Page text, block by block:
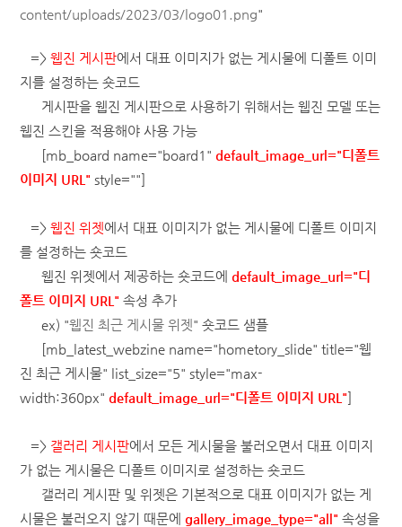
content/uploads/2023/03/logo01.png"
=> 웹진 게시판에서 대표 이미지가 없는 게시물에 디폴트 이미
지를 설정하는 숏코드
게시판을 웹진 게시판으로 사용하기 위해서는 웹진 모델 또는
웹진 스킨을 적용해야 사용 가능
[mb_board name="board1" default_image_url="디폴트
이미지 URL" style=""]
=> 웹진 위젯에서 대표 이미지가 없는 게시물에 디폴트 이미지
를 설정하는 숏코드
웹진 위젯에서 제공하는 숏코드에 default_image_url="디
폴트 이미지 URL" 속성 추가
ex) "웹진 최근 게시물 위젯" 숏코드 샘플
[mb_latest_webzine name="hometory_slide" title="웹
진 최근 게시물" list_size="5" style="max-
width:360px" default_image_url="디폴트 이미지 URL"]
=> 갤러리 게시판에서 모든 게시물을 불러오면서 대표 이미지
가 없는 게시물은 디폴트 이미지로 설정하는 숏코드
갤러리 게시판 및 위젯은 기본적으로 대표 이미지가 없는 게
시물은 불러오지 않기 때문에 gallery_image_type="all" 속성을